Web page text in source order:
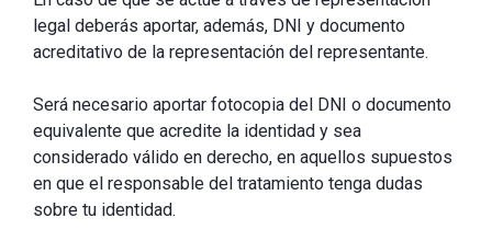
legal deberás aportar, además, DNI y documento
acreditativo de la representación del representante.
Será necesario aportar fotocopia del DNI o documento
equivalente que acredite la identidad y sea
considerado válido en derecho, en aquellos supuestos
en que el responsable del tratamiento tenga dudas
sobre tu identidad.